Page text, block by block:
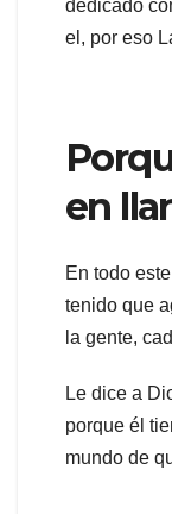
dedicado
el, por eso
en
En todo
tenido que
la gente,
Le dice a
porque él
mundo de